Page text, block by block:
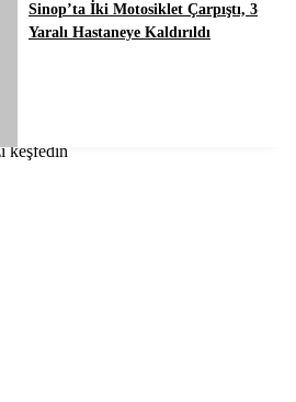
Sinop’ta İki Motosiklet Çarpıştı, 3
Yaralı Hastaneye Kaldırıldı
keşfedin